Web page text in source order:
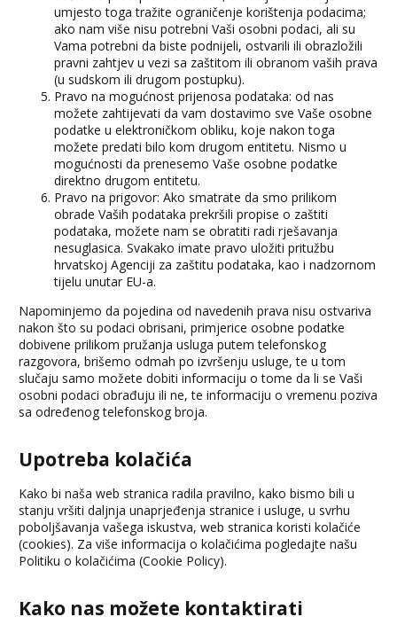
umjesto toga tražite ograničenje korištenja podacima;
ako nam više nisu potrebni Vaši osobni podaci, ali su
Vama potrebni da biste podnijeli, ostvarili ili obrazložili
pravni zahtjev u vezi sa zaštitom ili obranom vaših prava
(u sudskom ili drugom postupku).
Pravo na mogućnost prijenosa podataka: od nas
možete zahtijevati da vam dostavimo sve Vaše osobne
podatke u elektroničkom obliku, koje nakon toga
možete predati bilo kom drugom entitetu. Nismo u
mogućnosti da prenesemo Vaše osobne podatke
direktno drugom entitetu.
Pravo na prigovor: Ako smatrate da smo prilikom
obrade Vaših podataka prekršili propise o zaštiti
podataka, možete nam se obratiti radi rješavanja
nesuglasica. Svakako imate pravo uložiti pritužbu
hrvatskoj Agenciji za zaštitu podataka, kao i nadzornom
tijelu unutar EU-a.
Napominjemo da pojedina od navedenih prava nisu ostvariva
nakon što su podaci obrisani, primjerice osobne podatke
dobivene prilikom pružanja usluga putem telefonskog
razgovora, brišemo odmah po izvršenju usluge, te u tom
slučaju samo možete dobiti informaciju o tome da li se Vaši
osobni podaci obrađuju ili ne, te informaciju o vremenu poziva
sa određenog telefonskog broja.
Upotreba kolačića
Kako bi naša web stranica radila pravilno, kako bismo bili u
stanju vršiti daljnja unaprjeđenja stranice i usluge, u svrhu
poboljšavanja vašega iskustva, web stranica koristi kolačiće
(cookies). Za više informacija o kolačićima pogledajte našu
Politiku o kolačićima (Cookie Policy).
Kako nas možete kontaktirati